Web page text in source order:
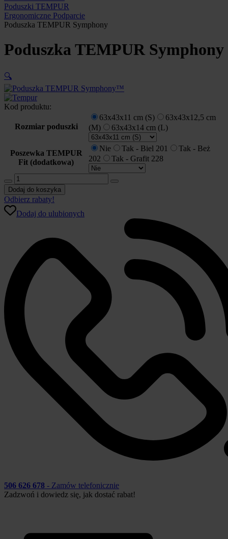
Poduszki TEMPUR
Ergonomiczne Podparcie
Poduszka TEMPUR Symphony
Poduszka TEMPUR Symphony
🔍
Kod produktu:
Rozmiar poduszki
63x43x11 cm (S)
63x43x12,5 cm
(M)
63x43x14 cm (L)
Poszewka TEMPUR
Fit (dodatkowa)
Nie Tak - Biel 201
Tak - Beż
202
Tak - Grafit 228
ilość
Poduszka
TEMPUR
Symphony
Dodaj do koszyka
Odbierz rabaty!
Dodaj do ulubionych
506 626 678 - Zamów telefonicznie
Zadzwoń i dowiedz się, jak dostać rabat!